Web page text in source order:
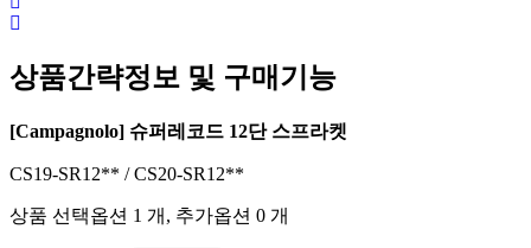
상품간략정보 및 구매기능
[Campagnolo] 슈퍼레코드 12단 스프라켓
CS19-SR12** / CS20-SR12**
상품 선택옵션 1 개, 추가옵션 0 개